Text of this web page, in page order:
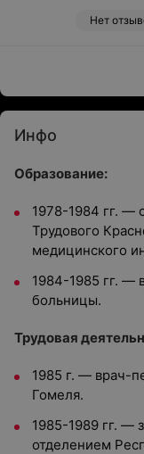
Нет
Инфо
Образование:
1978-1984 гг. —
Трудового
медицинского
1984-1985 гг. —
больницы.
Трудовая
1985 г. — врач-
Гомеля.
1985-1989 гг. —
отделением